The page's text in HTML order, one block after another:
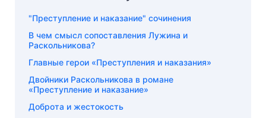
"Преступление и наказание" сочинения
В чем смысл сопоставления Лужина и
Раскольникова?
Главные герои «Преступления и наказания»
Двойники Раскольникова в романе
«Преступление и наказание»
Доброта и жестокость